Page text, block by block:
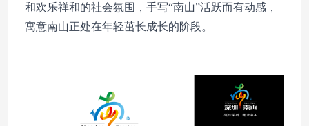
和欢乐祥和的社会氛围，手写“南山”活跃而有动感，
寓意南山正处在年轻茁长成长的阶段。